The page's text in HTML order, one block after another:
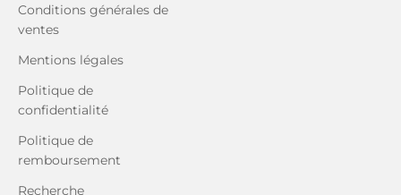
Conditions générales de
ventes
Mentions légales
Politique de
confidentialité
Politique de
remboursement
Recherche